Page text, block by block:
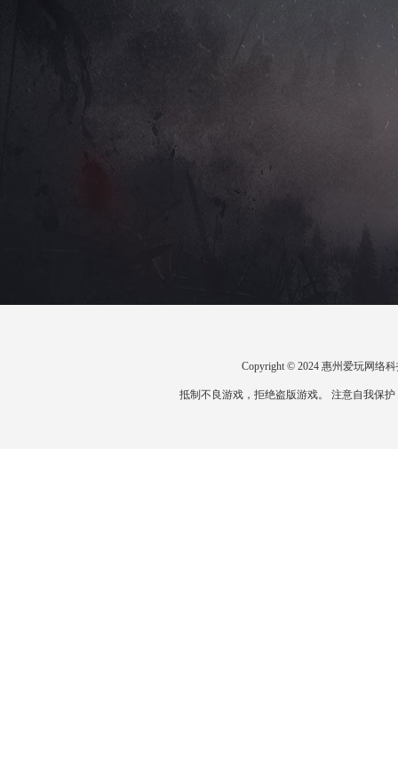
Copyright © 2024 惠州爱玩网络
抵制不良游戏，拒绝盗版游戏。 注意自我保